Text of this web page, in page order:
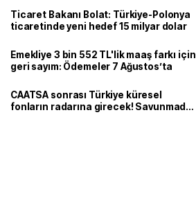
Ticaret Bakanı Bolat: Türkiye-Polonya
ticaretinde yeni hedef 15 milyar dolar
Emekliye 3 bin 552 TL'lik maaş farkı için
geri sayım: Ödemeler 7 Ağustos’ta
CAATSA sonrası Türkiye küresel
fonların radarına girecek! Savunmadan